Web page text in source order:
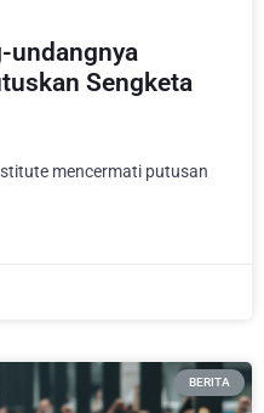
undangnya
Sengketa
mencermati putusan
BERITA